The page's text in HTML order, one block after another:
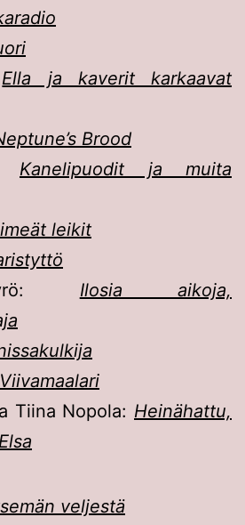
Ella ja kaverit karkaavat
Brood
Kanelipuodit ja muita
leikit
Ilosia aikoja,
Viivamaalari
Tiina Nopola: Heinähattu,
veljestä